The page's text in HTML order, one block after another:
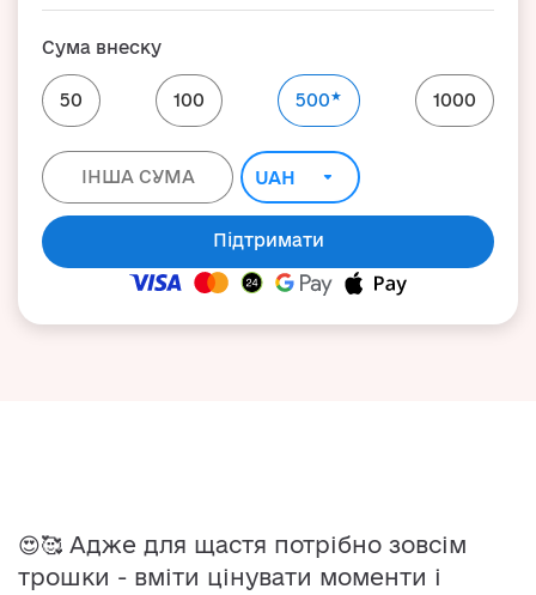
Сума внеску
50 100 500★ 1000
Підтримати
😍🥰 Адже для щастя потрібно зовсім
трошки - вміти цінувати моменти і